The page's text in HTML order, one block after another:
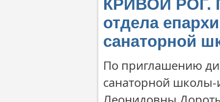
КРИВОЙ РОГ.
отдела
санаторной
По приглашению
санаторной школы-